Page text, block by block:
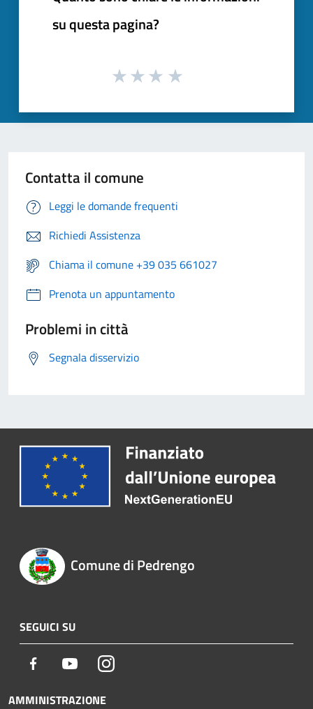
su questa pagina?
Contatta il comune
Leggi le domande frequenti
Richiedi Assistenza
Chiama il comune +39 035 661027
Prenota un appuntamento
Problemi in città
Segnala disservizio
Comune di Pedrengo
SEGUICI SU
Facebook YoutubeInstagram
AMMINISTRAZIONE